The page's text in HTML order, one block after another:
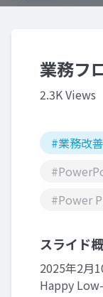
業務フ
2.3K Views
#業務改善
#Power
スライド
2025年2月
Happy